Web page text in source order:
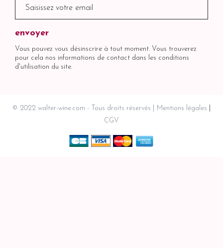
Vous pouvez vous désinscrire à tout moment. Vous trouverez
pour cela nos informations de contact dans les conditions
d'utilisation du site.
© 2022 walter-wine.com - Tous droits réservés
Mentions légales
CGV